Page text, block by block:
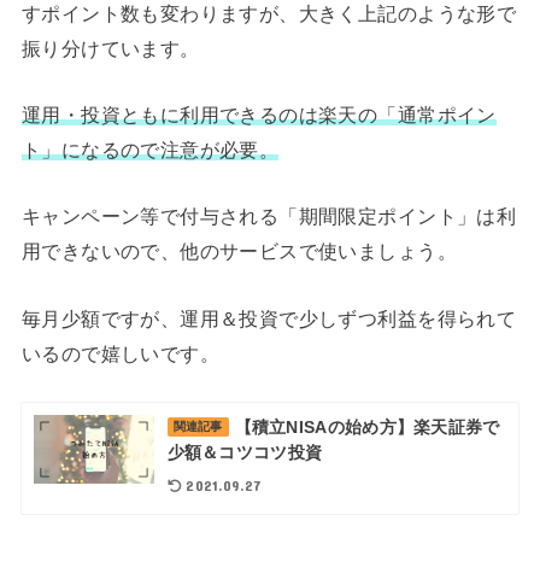
すポイント数も変わりますが、大きく上記のような形で
振り分けています。
運用・投資ともに利用できるのは楽天の「通常ポイン
ト」になるので注意が必要。
キャンペーン等で付与される「期間限定ポイント」は利
用できないので、他のサービスで使いましょう。
毎月少額ですが、運用＆投資で少しずつ利益を得られて
いるので嬉しいです。
関連記事
【積立NISAの始め方】楽天証券で
少額＆コツコツ投資
2021.09.27